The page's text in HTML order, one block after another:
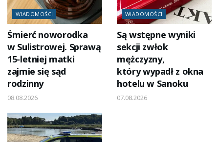
WIADOMOŚCI
Śmierć noworodka
w Sulistrowej. Sprawą
15-letniej matki
zajmie się sąd
rodzinny
08.08.2026
WIADOMOŚCI
Są wstępne wyniki
sekcji zwłok
mężczyzny,
który wypadł z okna
hotelu w Sanoku
07.08.2026